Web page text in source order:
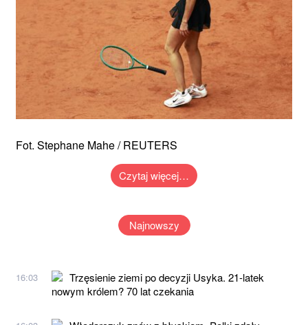
Fot. Stephane Mahe / REUTERS
Czytaj więcej…
Najnowszy
16:03
Trzęsienie ziemi po decyzji Usyka. 21-latek
nowym królem? 70 lat czekania